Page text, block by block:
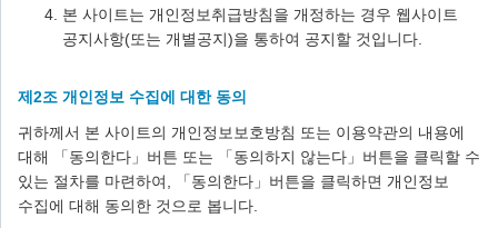
본 사이트는 개인정보취급방침을 개정하는 경우 웹사이트
공지사항(또는 개별공지)을 통하여 공지할 것입니다.
제2조 개인정보 수집에 대한 동의
귀하께서 본 사이트의 개인정보보호방침 또는 이용약관의 내용에
대해 「동의한다」버튼 또는 「동의하지 않는다」버튼을 클릭할 수
있는 절차를 마련하여, 「동의한다」버튼을 클릭하면 개인정보
수집에 대해 동의한 것으로 봅니다.